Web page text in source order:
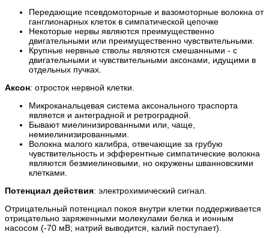
Передающие псевдомоторные и вазомоторные волокна от
ганглионарных клеток в симпатической цепочке
Некоторые нервы являются преимущественно
двигательными или преимущественно чувствительными.
Крупные нервные стволы являются смешанными - с
двигательными и чувствительными аксонами, идущими в
отдельных пучках.
Аксон: отросток нервной клетки.
Микроканальцевая система аксонального траспорта
является и антеградной и ретроградной.
Бывают миелинизированными или, чаще,
немиелинизированными.
Волокна малого калибра, отвечающие за грубую
чувствительность и эфферентные симпатические волокна
являются безмиелиновыми, но окружены шванновскими
клетками.
Потенциал действия: электрохимический сигнал.
Отрицательный потенциал покоя внутри клетки поддерживается
отрицательно заряженными молекулами белка и ионным
насосом (-70 мВ; натрий выводится, калий поступает).